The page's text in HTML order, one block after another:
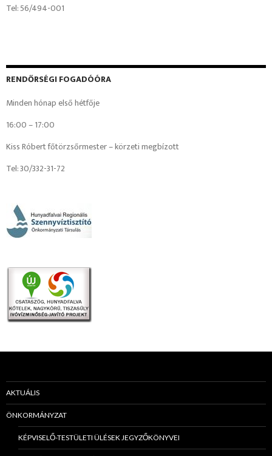
Tel: 56/494-001
RENDŐRSÉGI FOGADÓÓRA
Minden hónap első hétfője
16:00 – 17:00
Kiss Róbert főtörzsőrmester – körzeti megbízott
Tel: 30/332-31-72
AKTUÁLIS
ÖNKORMÁNYZAT
KÉPVISELŐ-TESTÜLETI ÜLÉSEK JEGYZŐKÖNYVEI